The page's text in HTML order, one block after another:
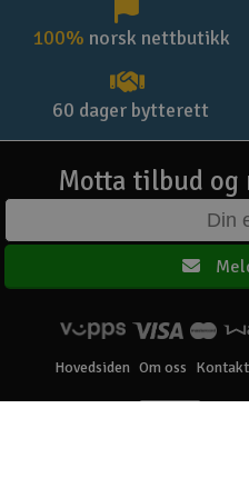
100% norsk nettbutikk
60 dager bytterett
Motta tilbud og
Hovedsiden Om oss